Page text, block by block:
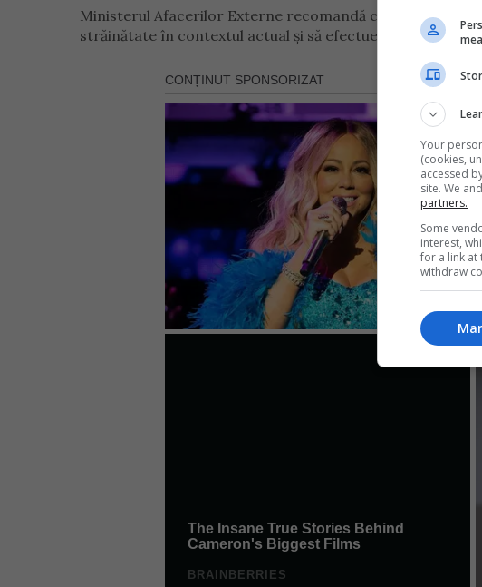
Ministerul Afacerilor Externe recomandă cetățenilor
străinătate în contextul actual și să efectueze numai
Your
(cookies,
accessed
site. We
partners.
Some
interest,
for a link at
withdraw